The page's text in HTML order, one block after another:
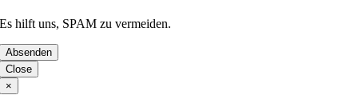
Es hilft uns, SPAM zu vermeiden.
Absenden
Close
×